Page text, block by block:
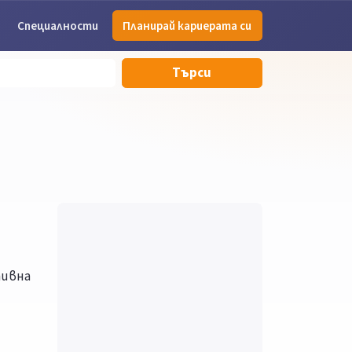
Специалности Планирай кариерата си
Търси